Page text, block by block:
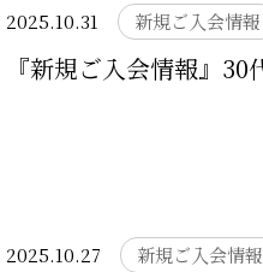
2025.10.31 新規ご入会情報
『新規ご入会情報』30
2025.10.27 新規ご入会情報